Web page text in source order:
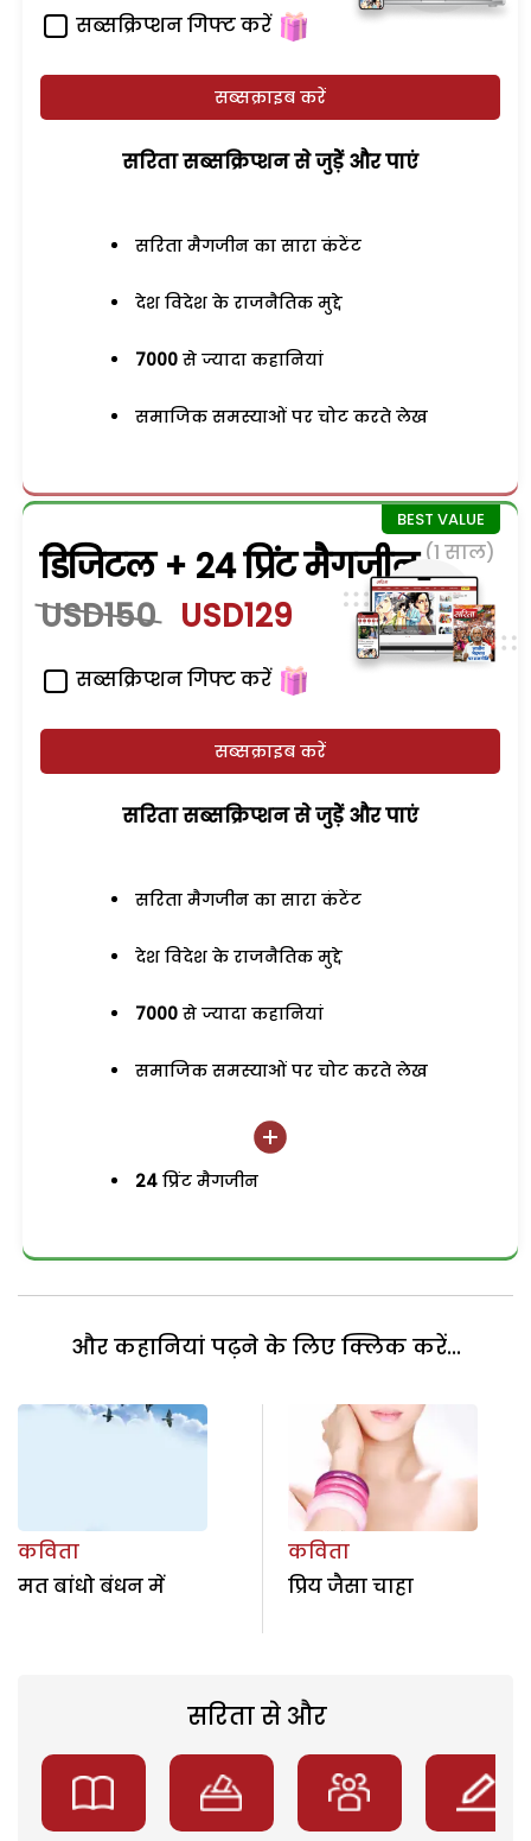
सब्सक्रिप्शन गिफ्ट करें
सब्सक्राइब करें
सरिता सब्सक्रिप्शन से जुड़ेें और पाएं
सरिता मैगजीन का सारा कंटेंट
देश विदेश के राजनैतिक मुद्दे
7000 से ज्यादा कहानियां
समाजिक समस्याओं पर चोट करते लेख
डिजिटल + 24 प्रिंट मैगजीन (1 साल)
USD150 USD129
सब्सक्रिप्शन गिफ्ट करें
सब्सक्राइब करें
सरिता सब्सक्रिप्शन से जुड़ेें और पाएं
सरिता मैगजीन का सारा कंटेंट
देश विदेश के राजनैतिक मुद्दे
7000 से ज्यादा कहानियां
समाजिक समस्याओं पर चोट करते लेख
24 प्रिंट मैगजीन
और कहानियां पढ़ने के लिए क्लिक करें...
कविता
मत बांधो बंधन में
कविता
प्रिय जैसा चाहा
सरिता से और